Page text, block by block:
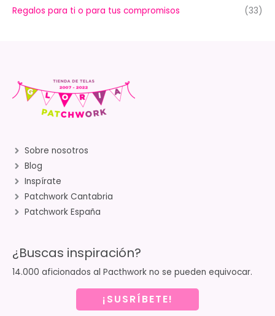
Regalos para ti o para tus compromisos
(33)
Sobre nosotros
Blog
Inspírate
Patchwork Cantabria
Patchwork España
¿Buscas inspiración?
14.000 aficionados al Pacthwork no se pueden equivocar.
¡SUSRÍBETE!